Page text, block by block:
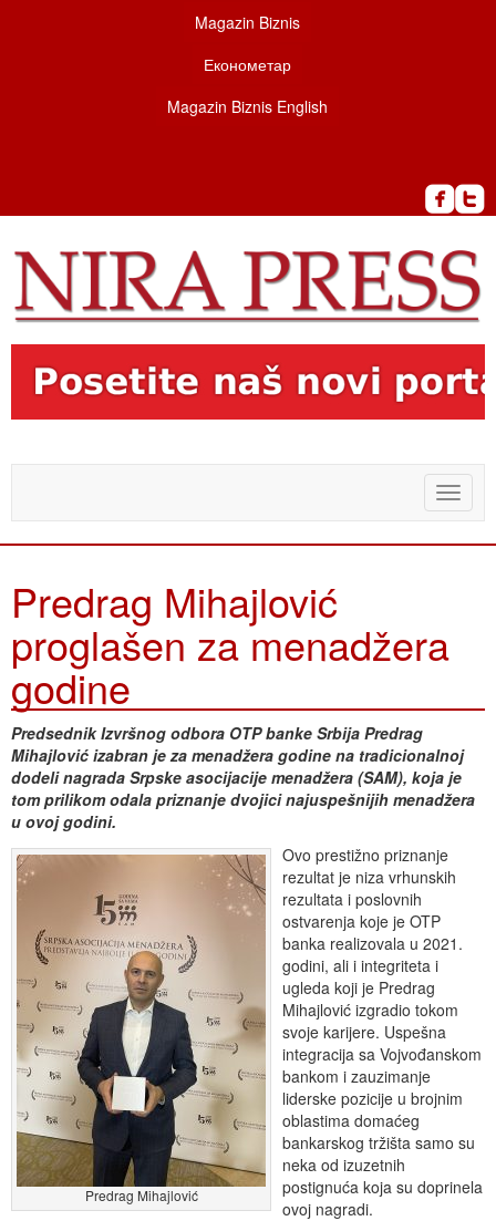
Magazin Biznis
Економетар
Magazin Biznis English
Toggle
Predrag Mihajlović
proglašen za menadžera
godine
Predsednik Izvršnog odbora OTP banke Srbija Predrag
Mihajlović izabran je za menadžera godine na tradicionalnoj
dodeli nagrada Srpske asocijacije menadžera (SAM), koja je
tom prilikom odala priznanje dvojici najuspešnijih menadžera
u ovoj godini.
Predrag Mihajlović
Ovo prestižno priznanje
rezultat je niza vrhunskih
rezultata i poslovnih
ostvarenja koje je OTP
banka realizovala u 2021.
godini, ali i integriteta i
ugleda koji je Predrag
Mihajlović izgradio tokom
svoje karijere. Uspešna
integracija sa Vojvođanskom
bankom i zauzimanje
liderske pozicije u brojnim
oblastima domaćeg
bankarskog tržišta samo su
neka od izuzetnih
postignuća koja su doprinela
ovoj nagradi.